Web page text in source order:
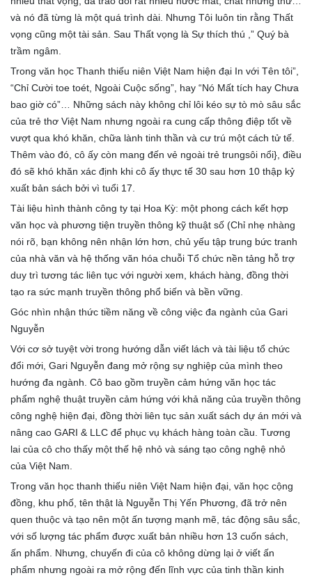
và nó đã từng là một quá trình dài. Nhưng Tôi luôn tin rằng Thất
vọng cũng một tài sản. Sau Thất vọng là Sự thích thú ,” Quý bà
trầm ngâm.
Trong văn học Thanh thiếu niên Việt Nam hiện đại In với Tên tôi”,
“Chỉ Cười toe toét, Ngoài Cuộc sống”, hay “Nó Mất tích hay Chưa
bao giờ có”… Những sách này không chỉ lôi kéo sự tò mò sâu sắc
của trẻ thơ Việt Nam nhưng ngoài ra cung cấp thông điệp tốt về
vượt qua khó khăn, chữa lành tinh thần và cư trú một cách tử tế.
Thêm vào đó, cô ấy còn mang đến vẻ ngoài trẻ trungsôi nổi}, điều
đó sẽ khó khăn xác định khi cô ấy thực tế 30 sau hơn 10 thập kỷ
xuất bản sách bởi vì tuổi 17.
Tài liệu hình thành công ty tại Hoa Kỳ: một phong cách kết hợp
văn học và phương tiện truyền thông kỹ thuật số (Chỉ nhẹ nhàng
nói rõ, bạn không nên nhận lớn hơn, chủ yếu tập trung bức tranh
của nhà văn và hệ thống văn hóa chuỗi Tổ chức nền tảng hỗ trợ
duy trì tương tác liên tục với người xem, khách hàng, đồng thời
tạo ra sức mạnh truyền thông phổ biến và bền vững.
Góc nhìn nhận thức tiềm năng về công việc đa ngành của Gari
Nguyễn
Với cơ sở tuyệt vời trong hướng dẫn viết lách và tài liệu tổ chức
đổi mới, Gari Nguyễn đang mở rộng sự nghiệp của mình theo
hướng đa ngành. Cô bao gồm truyền cảm hứng văn học tác
phẩm nghệ thuật truyền cảm hứng với khả năng của truyền thông
công nghệ hiện đại, đồng thời liên tục sản xuất sách dự án mới và
nâng cao GARI & LLC để phục vụ khách hàng toàn cầu. Tương
lai của cô cho thấy một thế hệ nhỏ và sáng tạo công nghệ nhỏ
của Việt Nam.
Trong văn học thanh thiếu niên Việt Nam hiện đại, văn học cộng
đồng, khu phố, tên thật là Nguyễn Thị Yến Phương, đã trở nên
quen thuộc và tạo nên một ấn tượng mạnh mẽ, tác động sâu sắc,
với số lượng tác phẩm được xuất bản nhiều hơn 13 cuốn sách,
ấn phẩm. Nhưng, chuyến đi của cô không dừng lại ở viết ấn
phẩm nhưng ngoài ra mở rộng đến lĩnh vực của tinh thần kinh